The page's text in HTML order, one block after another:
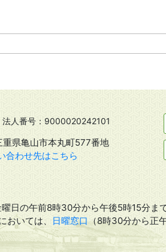
法人番号：9000020242101
県亀山市本丸町577番地
合わせ先はこちら
曜日の午前8時30分から午後5時15分ま
おいては、
日曜窓口（8時30分から正